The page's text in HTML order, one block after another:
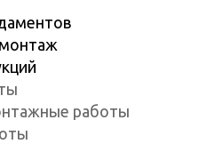
монтаж
работы